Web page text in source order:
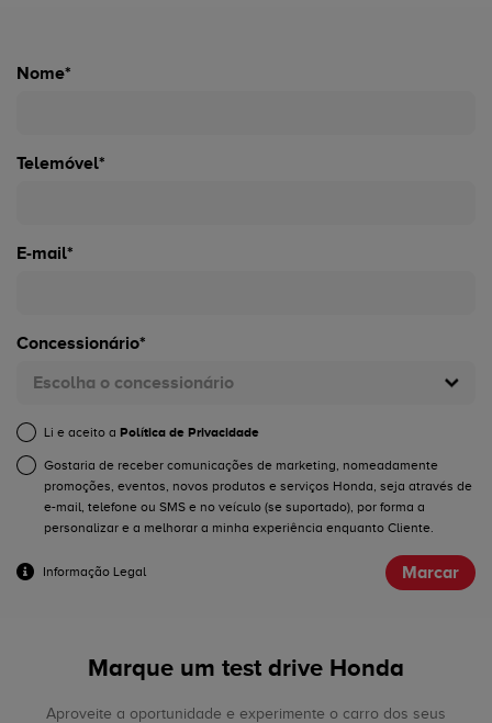
Nome*
Telemóvel*
E-mail*
Concessionário*
Escolha o concessionário
Li e aceito a Política de Privacidade
Gostaria de receber comunicações de marketing, nomeadamente
promoções, eventos, novos produtos e serviços Honda, seja através de
e-mail, telefone ou SMS e no veículo (se suportado), por forma a
personalizar e a melhorar a minha experiência enquanto Cliente.
Informação Legal Marcar
Marque um test drive Honda
Aproveite a oportunidade e experimente o carro dos seus